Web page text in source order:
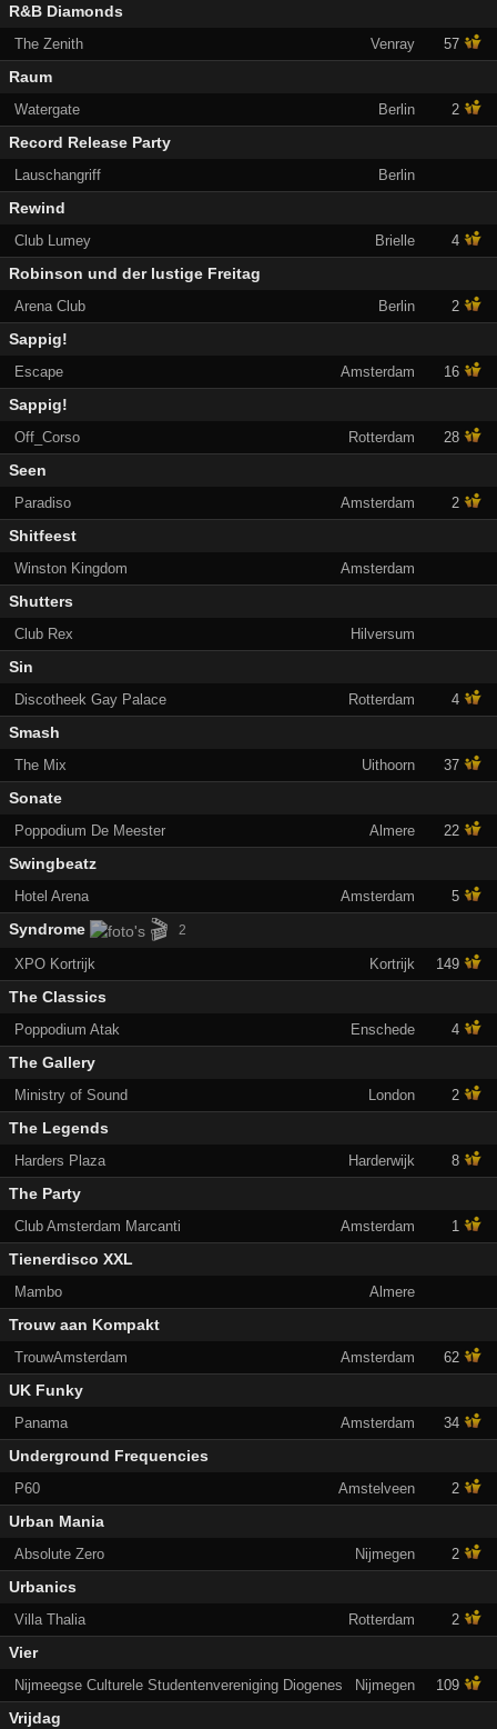
R&B Diamonds
The Zenith Venray 57
Raum
Watergate Berlin 2
Record Release Party
Lauschangriff Berlin
Rewind
Club Lumey Brielle 4
Robinson und der lustige Freitag
Arena Club Berlin 2
Sappig!
Escape Amsterdam 16
Sappig!
Off_Corso Rotterdam 28
Seen
Paradiso Amsterdam 2
Shitfeest
Winston Kingdom Amsterdam
Shutters
Club Rex Hilversum
Sin
Discotheek Gay Palace Rotterdam 4
Smash
The Mix Uithoorn 37
Sonate
Poppodium De Meester Almere 22
Swingbeatz
Hotel Arena Amsterdam 5
Syndrome 🎬 2
XPO Kortrijk Kortrijk 149
The Classics
Poppodium Atak Enschede 4
The Gallery
Ministry of Sound London 2
The Legends
Harders Plaza Harderwijk 8
The Party
Club Amsterdam Marcanti Amsterdam 1
Tienerdisco XXL
Mambo Almere
Trouw aan Kompakt
TrouwAmsterdam Amsterdam 62
UK Funky
Panama Amsterdam 34
Underground Frequencies
P60 Amstelveen 2
Urban Mania
Absolute Zero Nijmegen 2
Urbanics
Villa Thalia Rotterdam 2
Vier
Nijmeegse Culturele Studentenvereniging Diogenes Nijmegen 109
Vrijdag